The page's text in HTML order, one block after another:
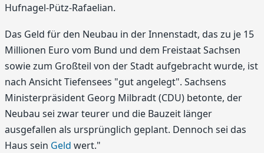
Hufnagel-Pütz-Rafaelian.
Das Geld für den Neubau in der Innenstadt, das zu je 15
Millionen Euro vom Bund und dem Freistaat Sachsen
sowie zum Großteil von der Stadt aufgebracht wurde, ist
nach Ansicht Tiefensees "gut angelegt". Sachsens
Ministerpräsident Georg Milbradt (CDU) betonte, der
Neubau sei zwar teurer und die Bauzeit länger
ausgefallen als ursprünglich geplant. Dennoch sei das
Haus sein Geld wert."